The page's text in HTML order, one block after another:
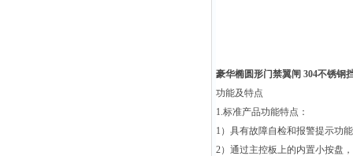
豪华椭圆形门禁翼闸 304不锈钢
功能及特点
1.标准产品功能特点：
1）具有故障自检和报警提示功
2）通过主控板上的内置小按盘